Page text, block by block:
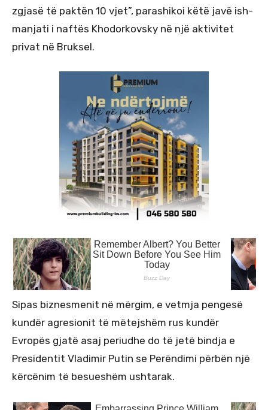
zgjasë të paktën 10 vjet”, parashikoi këtë javë ish-
manjati i naftës Khodorkovsky në një aktivitet
privat në Bruksel.
Sipas biznesmenit në mërgim, e vetmja pengesë
kundër agresionit të mëtejshëm rus kundër
Evropës gjatë asaj periudhe do të jetë bindja e
Presidentit Vladimir Putin se Perëndimi përbën një
kërcënim të besueshëm ushtarak.